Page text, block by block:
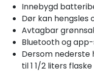
Innebygd
Dør kan
Avtagbar
Bluetooth og
Dersom nederste
til 1 1/2 liters